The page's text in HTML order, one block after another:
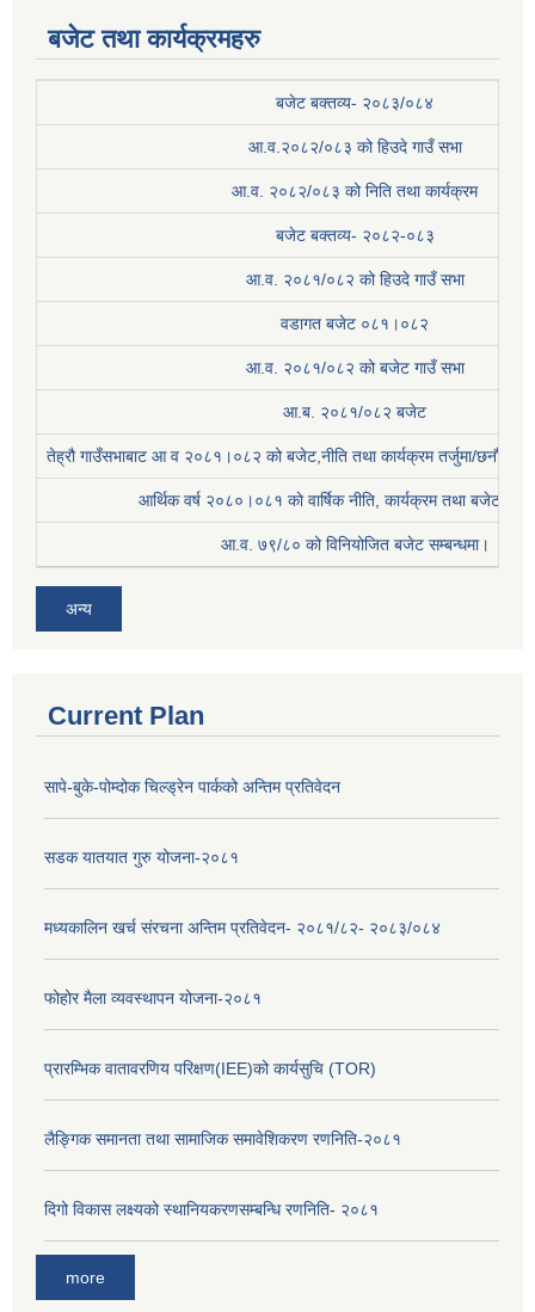
बजेट तथा कार्यक्रमहरु
बजेट बक्तव्य- २०८३/०८४
आ.व.२०८२/०८३ को हिउदे गाउँ सभा
आ.व. २०८२/०८३ को निति तथा कार्यक्रम
बजेट बक्तव्य- २०८२-०८३
आ.व. २०८१/०८२ को हिउदे गाउँ सभा
वडागत बजेट ०८१।०८२
आ.व. २०८१/०८२ को बजेट गाउँ सभा
आ.ब. २०८१/०८२ बजेट
तेह्रौ गाउँसभाबाट आ व २०८१।०८२ को बजेट,नीति तथा कार्यक्रम तर्जुमा/छनौट
आर्थिक वर्ष २०८०।०८१ काे वार्षिक नीति, कार्यक्रम तथा बजेट
आ.व. ७९/८० को विनियोजित बजेट सम्बन्धमा।
अन्य
Current Plan
सापे-बुके-पोम्दोक चिल्ड्रेन पार्कको अन्तिम प्रतिवेदन
सडक यातयात गुरु योजना-२०८१
मध्यकालिन खर्च संरचना अन्तिम प्रतिवेदन- २०८१/८२- २०८३/०८४
फोहोर मैला व्यवस्थापन योजना-२०८१
प्रारम्भिक वातावरणिय परिक्षण(IEE)को कार्यसुचि (TOR)
लैङ्‍गिक समानता तथा सामाजिक समावेशिकरण रणनिति-२०८१
दिगो विकास लक्ष्यको स्थानियकरणसम्बन्धि रणनिति- २०८१
more